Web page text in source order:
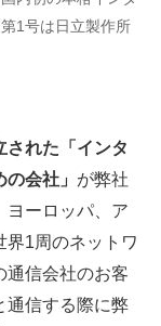
1号は日立製作所
された「インタ
会社」 が弊社
ヨーロッパ、ア
界1周のネットワ
通信会社のお客
通信する際に弊